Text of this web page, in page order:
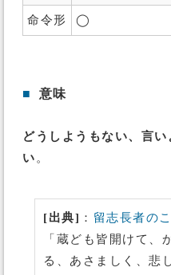
命令形 ◯
■ 意味
どうしようもない、言
い 。
[出典] ： 留志長者の
「蔵ども皆開けて、
る、あさましく、悲